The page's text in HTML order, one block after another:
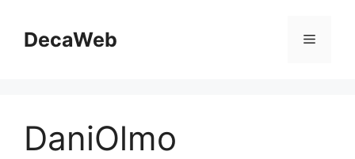
contenido
DecaWeb Menú
DaniOlmo